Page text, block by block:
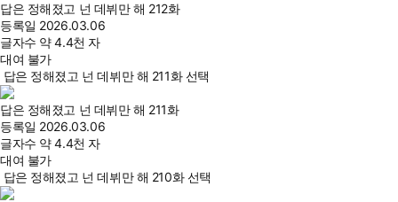
답은 정해졌고 넌 데뷔만 해 212화
등록일 2026.03.06
글자수 약 4.4천 자
대여 불가
답은 정해졌고 넌 데뷔만 해 211화 선택
답은 정해졌고 넌 데뷔만 해 211화
등록일 2026.03.06
글자수 약 4.4천 자
대여 불가
답은 정해졌고 넌 데뷔만 해 210화 선택